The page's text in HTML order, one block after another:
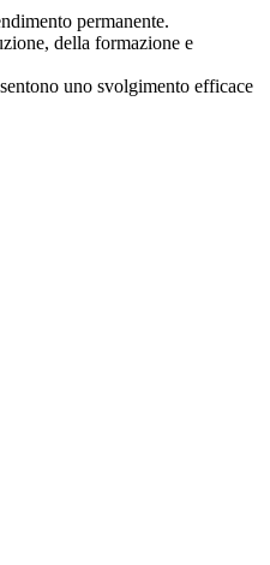
permanente.
della formazione e
uno svolgimento efficace